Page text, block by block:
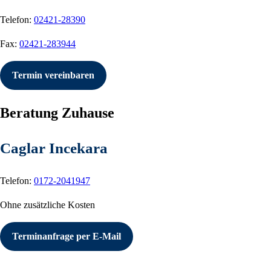
Telefon: 02421-28390
Fax: 02421-283944
Termin vereinbaren
Beratung Zuhause
Caglar Incekara
Telefon: 0172-2041947
Ohne zusätzliche Kosten
Terminanfrage per E-Mail